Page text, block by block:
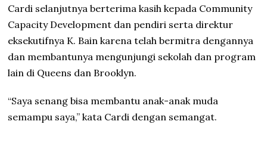
Cardi selanjutnya berterima kasih kepada Community
Capacity Development dan pendiri serta direktur
eksekutifnya K. Bain karena telah bermitra dengannya
dan membantunya mengunjungi sekolah dan program
lain di Queens dan Brooklyn.
“Saya senang bisa membantu anak-anak muda
semampu saya,” kata Cardi dengan semangat.